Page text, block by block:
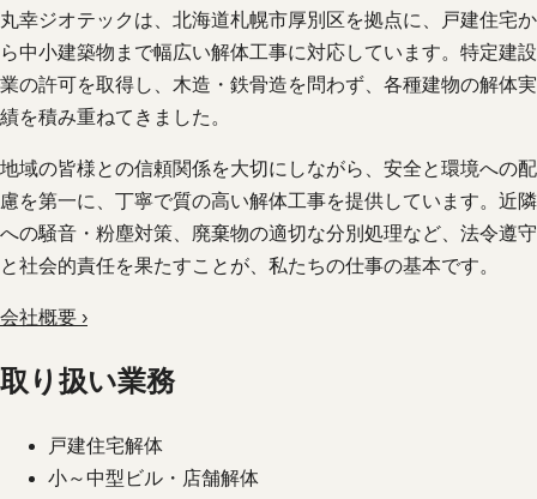
丸幸ジオテックは、北海道札幌市厚別区を拠点に、戸建住宅か
ら中小建築物まで幅広い解体工事に対応しています。特定建設
業の許可を取得し、木造・鉄骨造を問わず、各種建物の解体実
績を積み重ねてきました。
地域の皆様との信頼関係を大切にしながら、安全と環境への配
慮を第一に、丁寧で質の高い解体工事を提供しています。近隣
への騒音・粉塵対策、廃棄物の適切な分別処理など、法令遵守
と社会的責任を果たすことが、私たちの仕事の基本です。
会社概要 ›
取り扱い業務
戸建住宅解体
小～中型ビル・店舗解体